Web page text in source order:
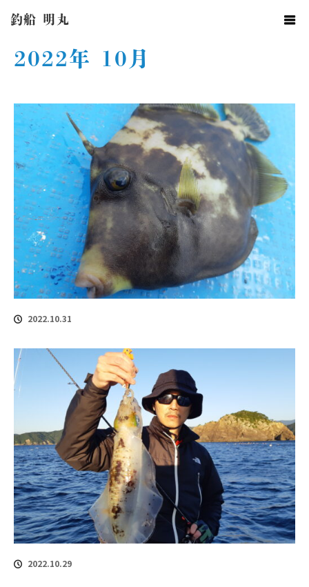
釣船 明丸
2022年 10月
2022年 10月
2022.10.31
2022.10.29